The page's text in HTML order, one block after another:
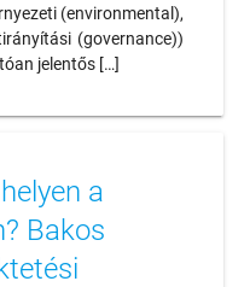
(environmental),
(governance))
jelentős […]
a
Bakos